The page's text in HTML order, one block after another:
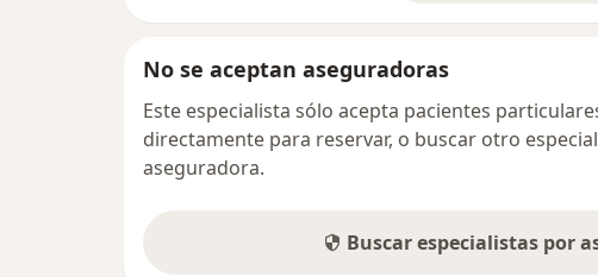
No se aceptan aseguradoras
Este especialista sólo acepta pacientes
directamente para reservar, o buscar otro
aseguradora.
Buscar especialistas por